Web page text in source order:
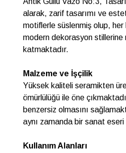
alarak, zarif tasarımı ve
motiflerle süslenmiş olup, her
modern dekorasyon stillerine
katmaktadır.
Malzeme ve İşçilik
Yüksek kaliteli seramikten
ömürlülüğü ile öne
benzersiz olmasını
aynı zamanda bir sanat
Kullanım Alanları